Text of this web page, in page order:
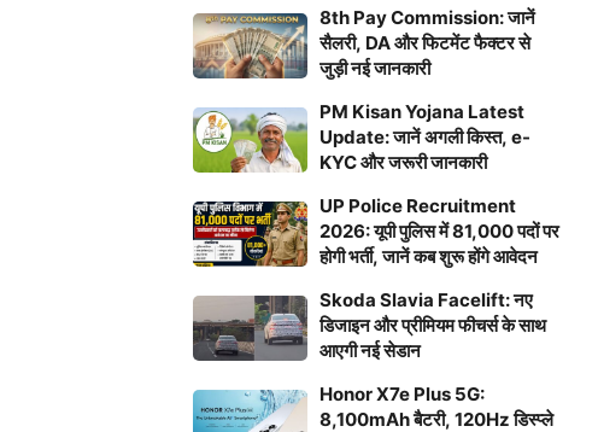
8th Pay Commission: जानें
सैलरी, DA और फिटमेंट फैक्टर से
जुड़ी नई जानकारी
PM Kisan Yojana Latest
Update: जानें अगली किस्त, e-
KYC और जरूरी जानकारी
UP Police Recruitment
2026: यूपी पुलिस में 81,000 पदों पर
होगी भर्ती, जानें कब शुरू होंगे आवेदन
Skoda Slavia Facelift: नए
डिजाइन और प्रीमियम फीचर्स के साथ
आएगी नई सेडान
Honor X7e Plus 5G:
8,100mAh बैटरी, 120Hz डिस्प्ले